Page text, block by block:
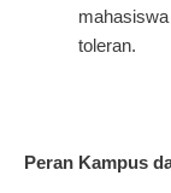
toleran.
Peran Kampus